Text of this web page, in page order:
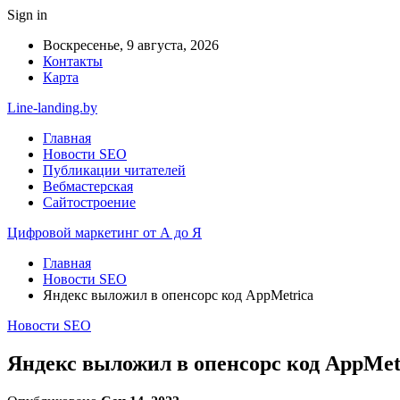
Sign in
Воскресенье, 9 августа, 2026
Контакты
Карта
Line-landing.by
Главная
Новости SEO
Публикации читателей
Вебмастерская
Сайтостроение
Цифровой маркетинг от А до Я
Главная
Новости SEO
Яндекс выложил в опенсорс код AppMetrica
Новости SEO
Яндекс выложил в опенсорс код